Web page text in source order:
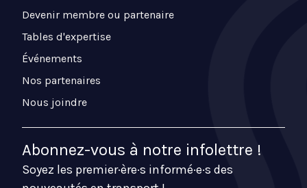
Devenir membre ou partenaire
Tables d'expertise
Événements
Nos partenaires
Nous joindre
Abonnez-vous à notre infolettre !
Soyez les premier·ère·s informé·e·s des